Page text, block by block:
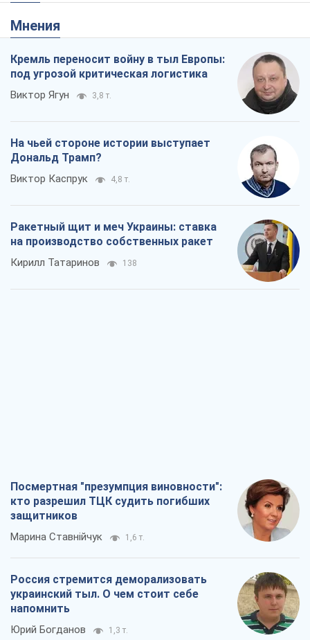
Мнения
Кремль переносит войну в тыл Европы:
под угрозой критическая логистика
Виктор Ягун 3,8 т.
На чьей стороне истории выступает
Дональд Трамп?
Виктор Каспрук 4,8 т.
Ракетный щит и меч Украины: ставка
на производство собственных ракет
Кирилл Татаринов 138
Посмертная "презумпция виновности":
кто разрешил ТЦК судить погибших
защитников
Марина Ставнійчук 1,6 т.
Россия стремится деморализовать
украинский тыл. О чем стоит себе
напомнить
Юрий Богданов 1,3 т.